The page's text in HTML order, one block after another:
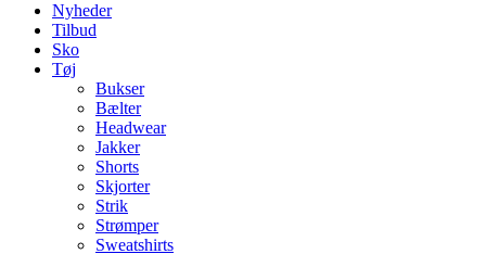
Nyheder
Tilbud
Sko
Tøj
Bukser
Bælter
Headwear
Jakker
Shorts
Skjorter
Strik
Strømper
Sweatshirts